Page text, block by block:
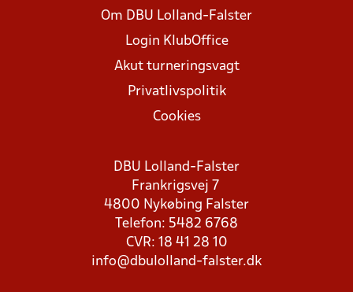
Om DBU Lolland-Falster
Login KlubOffice
Akut turneringsvagt
Privatlivspolitik
Cookies
DBU Lolland-Falster
Frankrigsvej 7
4800 Nykøbing Falster
Telefon: 5482 6768
CVR: 18 41 28 10
info@dbulolland-falster.dk